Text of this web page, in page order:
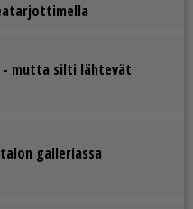
- mut­ta sil­ti läh­te­vät
gal­le­ri­as­sa